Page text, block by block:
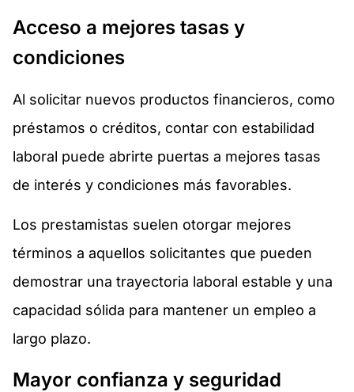
Acceso a mejores tasas y
condiciones
Al solicitar nuevos productos financieros, como
préstamos o créditos, contar con estabilidad
laboral puede abrirte puertas a mejores tasas
de interés y condiciones más favorables.
Los prestamistas suelen otorgar mejores
términos a aquellos solicitantes que pueden
demostrar una trayectoria laboral estable y una
capacidad sólida para mantener un empleo a
largo plazo.
Mayor confianza y seguridad